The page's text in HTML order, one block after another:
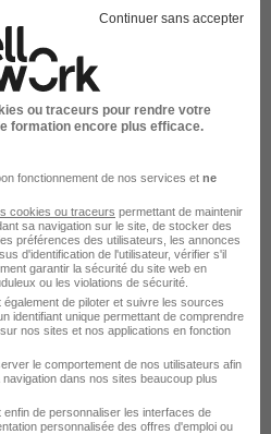
40 000 - 60 000 € / an
depuis le 09/02/26
H/F
depuis le 09/10/25
en Métallerie
28 000 - 40 000 € / an
Continuer sans accepter
ou traceurs pour rendre votre
formation encore plus efficace.
fonctionnement de nos services et ne
cookies ou traceurs permettant de maintenir
sa navigation sur le site, de stocker des
préférences des utilisateurs, les annonces
d'identification de l'utilisateur, vérifier s'il
garantir la sécurité du site web en
ou les violations de sécurité.
de piloter et suivre les sources
identifiant unique permettant de comprendre
nos sites et nos applications en fonction
le comportement de nos utilisateurs afin
dans nos sites beaucoup plus
de personnaliser les interfaces de
personnalisée des offres d'emploi ou